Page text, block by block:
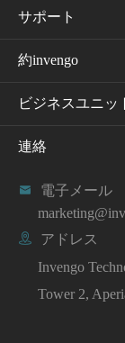
サポート
約invengo
ビジネスユニッ
連絡

電子メール

アドレス
Invengo
Tower 2,